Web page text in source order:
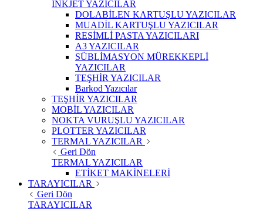
INKJET YAZICILAR
DOLABİLEN KARTUŞLU YAZICILAR
MUADİL KARTUŞLU YAZICILAR
RESİMLİ PASTA YAZICILARI
A3 YAZICILAR
SÜBLİMASYON MÜREKKEPLİ
YAZICILAR
TEŞHİR YAZICILAR
Barkod Yazıcılar
TEŞHİR YAZICILAR
MOBİL YAZICILAR
NOKTA VURUŞLU YAZICILAR
PLOTTER YAZICILAR
TERMAL YAZICILAR
Geri Dön
TERMAL YAZICILAR
ETİKET MAKİNELERİ
TARAYICILAR
Geri Dön
TARAYICILAR